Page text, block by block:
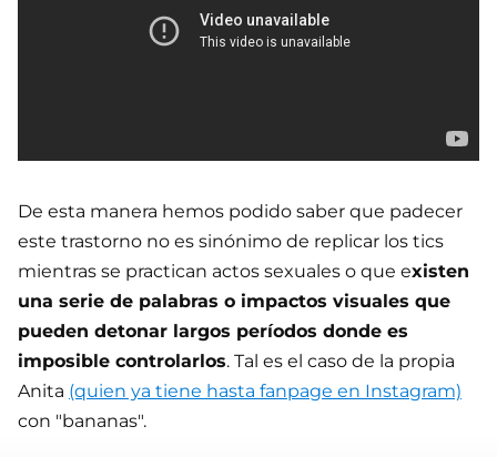
De esta manera hemos podido saber que padecer
este trastorno no es sinónimo de replicar los tics
mientras se practican actos sexuales o que existen
una serie de palabras o impactos visuales que
pueden detonar largos períodos donde es
imposible controlarlos. Tal es el caso de la propia
Anita (quien ya tiene hasta fanpage en Instagram)
con "bananas".